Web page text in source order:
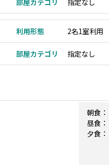
部屋カテゴリ 指定なし
利用形態 2名1室利用
部屋カテゴリ 指定なし
朝食：
昼食：
夕食：